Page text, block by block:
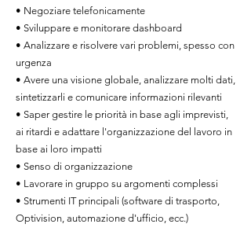
• Negoziare telefonicamente
• Sviluppare e monitorare dashboard
• Analizzare e risolvere vari problemi, spesso con
urgenza
• Avere una visione globale, analizzare molti dati,
sintetizzarli e comunicare informazioni rilevanti
• Saper gestire le priorità in base agli imprevisti,
ai ritardi e adattare l'organizzazione del lavoro in
base ai loro impatti
• Senso di organizzazione
• Lavorare in gruppo su argomenti complessi
• Strumenti IT principali (software di trasporto,
Optivision, automazione d'ufficio, ecc.)